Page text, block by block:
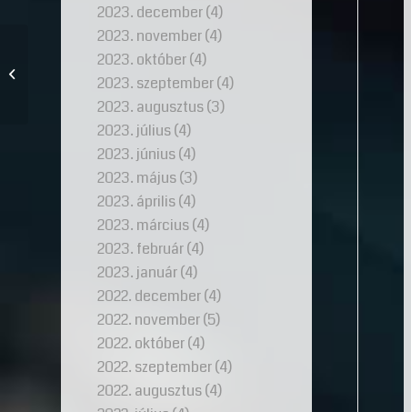
2023. december(4)
2023. november(4)
2023. október(4)
2023. szeptember(4)
2023. augusztus(3)
2023. július(4)
2023. június(4)
2023. május(3)
2023. április(4)
2023. március(4)
2023. február(4)
2023. január(4)
2022. december(4)
2022. november(5)
2022. október(4)
2022. szeptember(4)
2022. augusztus(4)
Az eljegyzési gyűrű